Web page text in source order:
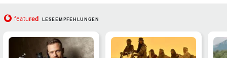
featured LESEEMPFEHLUNGEN